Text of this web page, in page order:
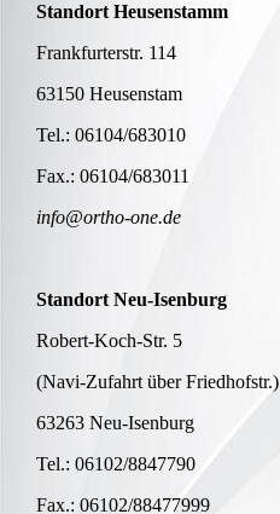
Standort Heusenstamm
Frankfurterstr. 114
63150 Heusenstam
Tel.: 06104/683010
Fax.: 06104/683011
info@ortho-one.de
Standort Neu-Isenburg
Robert-Koch-Str. 5
(Navi-Zufahrt über Friedhofstr.)
63263 Neu-Isenburg
Tel.: 06102/8847790
Fax.: 06102/88477999